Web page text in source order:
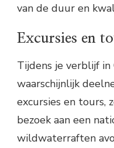
van de duur en
Excursies en
Tijdens je verblijf in
waarschijnlijk
excursies en tours,
bezoek aan een
wildwaterraften